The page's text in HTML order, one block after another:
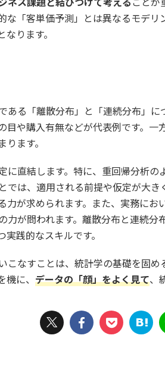
な「客単価予測」とは異なるモデ
ります。
ある「離散分布」と「連続分布」
目や購入有無などが代表例です。
ます。
に直結します。特に、重回帰分析
では、適用される前提や仮定が大
力が求められます。また、実務に
力が問われます。離散分布と連続分
践的なスキルです。
こなすことは、統計学の基礎を固
に、 データの「顔」をよく見て、